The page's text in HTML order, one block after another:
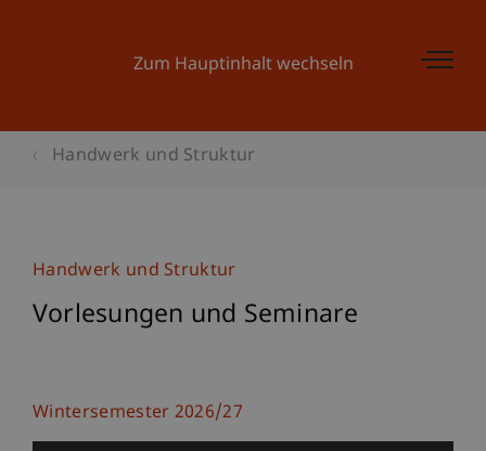
Zum Hauptinhalt wechseln
Handwerk und Struktur
Handwerk und Struktur
Vorlesungen und Seminare
Wintersemester 2026/27